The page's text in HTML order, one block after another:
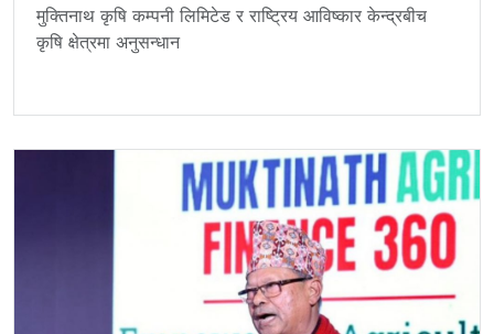
मुक्तिनाथ कृषि कम्पनी लिमिटेड र राष्ट्रिय आविष्कार केन्द्रबीच
कृषि क्षेत्रमा अनुसन्धान